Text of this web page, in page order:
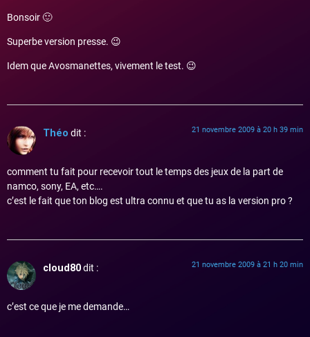
Bonsoir 🙂
Superbe version presse. 😉
Idem que Avosmanettes, vivement le test. 😉
Théo dit : 21 novembre 2009 à 20 h 39 min
comment tu fait pour recevoir tout le temps des jeux de la part de
namco, sony, EA, etc….
c’est le fait que ton blog est ultra connu et que tu as la version pro ?
cloud80dit : 21 novembre 2009 à 21 h 20 min
c’est ce que je me demande…